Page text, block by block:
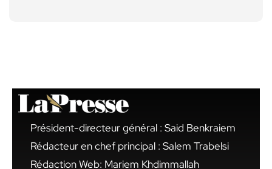
Président-directeur général : Said Benkraiem
Rédacteur en chef principal : Salem Trabelsi
Rédaction Web: Mariem Khdimmallah